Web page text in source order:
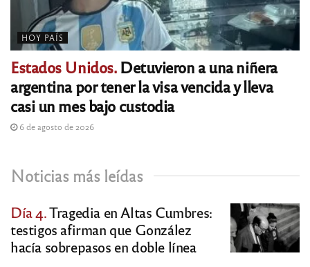
HOY PAÍS
Estados Unidos.Detuvieron a una niñera
argentina por tener la visa vencida y lleva
casi un mes bajo custodia
6 de agosto de 2026
Noticias más leídas
Día 4.Tragedia en Altas Cumbres:
testigos afirman que González
hacía sobrepasos en doble línea